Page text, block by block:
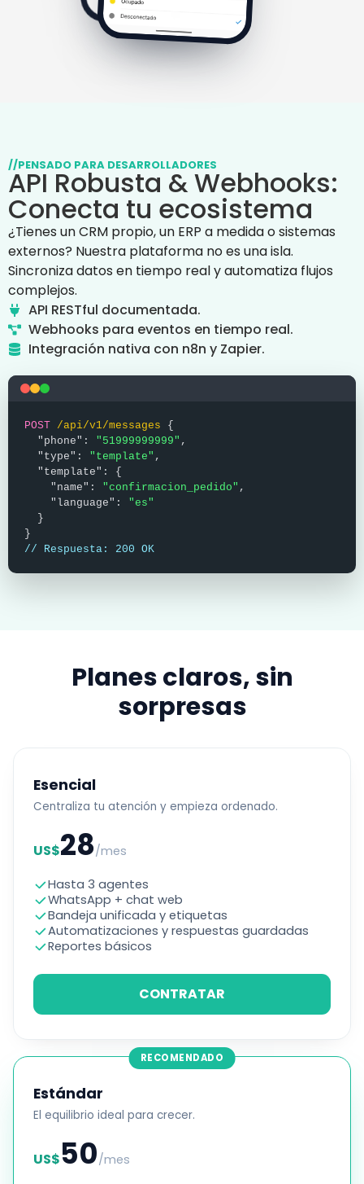
//PENSADO PARA DESARROLLADORES
API Robusta & Webhooks:
Conecta tu ecosistema
¿Tienes un CRM propio, un ERP a medida o sistemas
externos? Nuestra plataforma no es una isla.
Sincroniza datos en tiempo real y automatiza flujos
complejos.
API RESTful documentada.
Webhooks para eventos en tiempo real.
Integración nativa con n8n y Zapier.
POST /api/v1/messages {
"phone": "51999999999" ,
"type": "template" ,
"template": {
"name": "confirmacion_pedido" ,
"language": "es"
}
}
// Respuesta: 200 OK
Planes claros, sin
sorpresas
Esencial
Centraliza tu atención y empieza ordenado.
US$28/mes
Hasta 3 agentes
WhatsApp + chat web
Bandeja unificada y etiquetas
Automatizaciones y respuestas guardadas
Reportes básicos
CONTRATAR
RECOMENDADO
Estándar
El equilibrio ideal para crecer.
US$50/mes